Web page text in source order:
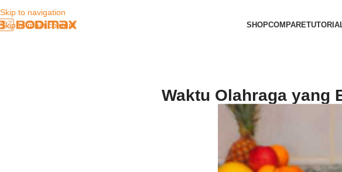
Skip to navigation
Skip to main content
SHOPCOMPARE
Waktu Olahraga yang